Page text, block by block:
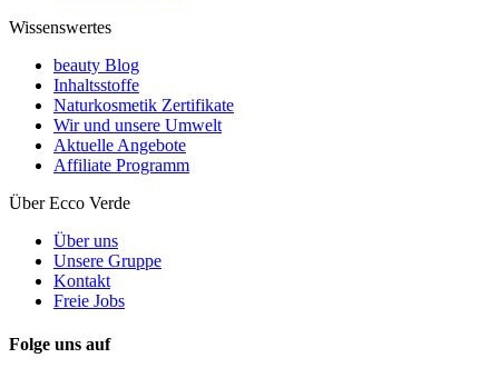
Wissenswertes
beauty Blog
Inhaltsstoffe
Naturkosmetik Zertifikate
Wir und unsere Umwelt
Aktuelle Angebote
Affiliate Programm
Über Ecco Verde
Über uns
Unsere Gruppe
Kontakt
Freie Jobs
Folge uns auf